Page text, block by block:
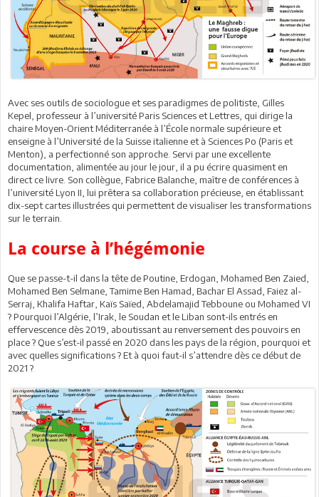
Avec ses outils de sociologue et ses paradigmes de politiste, Gilles
Kepel, professeur à l’université Paris Sciences et Lettres, qui dirige la
chaire Moyen-Orient Méditerranée à l’École normale supérieure et
enseigne à l’Université de la Suisse italienne et à Sciences Po (Paris et
Menton), a perfectionné son approche. Servi par une excellente
documentation, alimentée au jour le jour, il a pu écrire quasiment en
direct ce livre. Son collègue, Fabrice Balanche, maître de conférences à
l’université Lyon II, lui prêtera sa collaboration précieuse, en établissant
dix-sept cartes illustrées qui permettent de visualiser les transformations
sur le terrain.
La course à l’hégémonie
Que se passe-t-il dans la tête de Poutine, Erdogan, Mohamed Ben Zaied,
Mohamed Ben Selmane, Tamime Ben Hamad, Bachar El Assad, Faiez al-
Serraj, Khalifa Haftar, Kaïs Saïed, Abdelamajid Tebboune ou Mohamed VI
? Pourquoi l’Algérie, l’Irak, le Soudan et le Liban sont-ils entrés en
effervescence dès 2019, aboutissant au renversement des pouvoirs en
place ? Que s’est-il passé en 2020 dans les pays de la région, pourquoi et
avec quelles significations ? Et à quoi faut-il s’attendre dès ce début de
2021 ?